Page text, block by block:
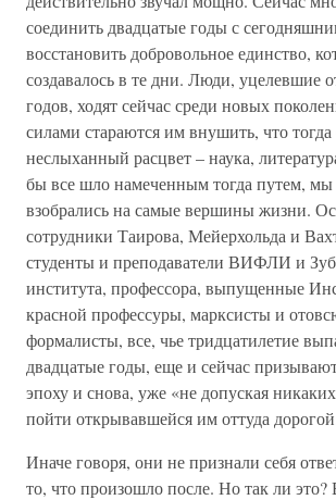
соединить двадцатые годы с
восстановить добровольное единство,
создавалось в те дни. Люди, уцелевшие
годов, ходят сейчас среди новых
силами стараются им внушить, что
неслыханный расцвет – наука,
бы все шло намеченным тогда путем,
взобрались на самые вершины жизни.
сотрудники Таирова, Мейерхольда и
студенты и преподаватели ВИФЛИ и
института, профессора, выпущенные
красной профессуры, марксисты и
формалисты, все, чье тридцатилетие
двадцатые годы, еще и сейчас
эпоху и снова, уже «не допуская
пойти открывавшейся им оттуда
Иначе говоря, они не признали себя
то, что произошло после. Но так ли